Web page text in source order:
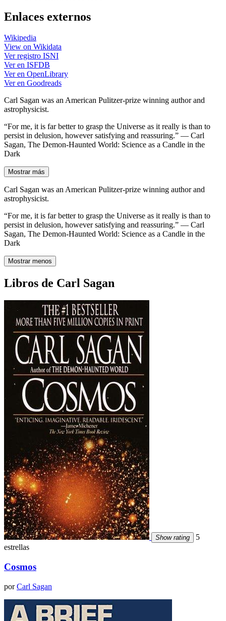
Enlaces externos
Wikipedia
View on Wikidata
Ver registro ISNI
Ver en ISFDB
Ver en OpenLibrary
Ver en Goodreads
Carl Sagan was an American Pulitzer-prize winning author and
astrophysicist.
“For me, it is far better to grasp the Universe as it really is than to
persist in delusion, however satisfying and reassuring.” ― Carl
Sagan, The Demon-Haunted World: Science as a Candle in the
Dark
Mostrar más
Carl Sagan was an American Pulitzer-prize winning author and
astrophysicist.
“For me, it is far better to grasp the Universe as it really is than to
persist in delusion, however satisfying and reassuring.” ― Carl
Sagan, The Demon-Haunted World: Science as a Candle in the
Dark
Mostrar menos
Libros de Carl Sagan
Show rating
5
estrellas
Cosmos
porCarl Sagan